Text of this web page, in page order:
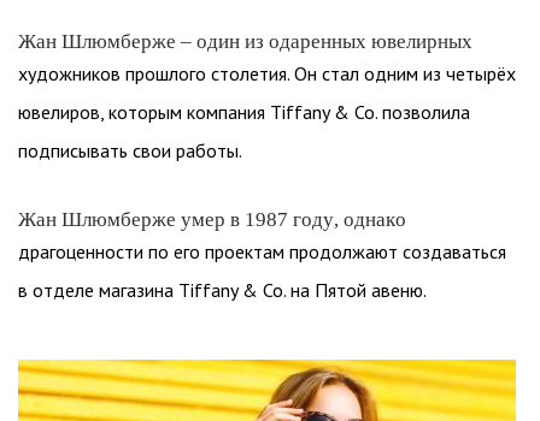
Жан Шлюмберже – один из одаренных ювелирных
художников прошлого столетия. Он стал одним из четырёх
ювелиров, которым компания Tiffany & Co. позволила
подписывать свои работы.
Жан Шлюмберже умер в 1987 году, однако
драгоценности по его проектам продолжают создаваться
в отделе магазина Tiffany & Co. на Пятой авеню.